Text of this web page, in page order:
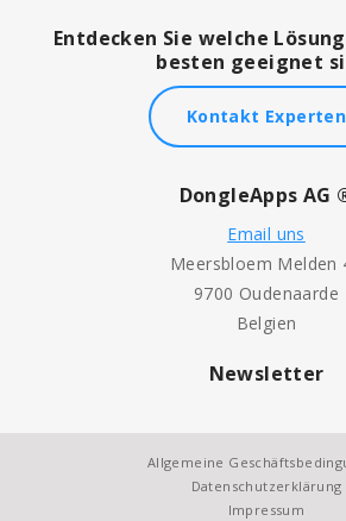
Entdecken Sie welche
besten geeignet
Kontakt Experten
DongleApps AG
Email uns
Meersbloem Melden
9700 Oudenaarde
Belgien
Newsletter
Allgemeine
Datenschutzerklärung
Impressum